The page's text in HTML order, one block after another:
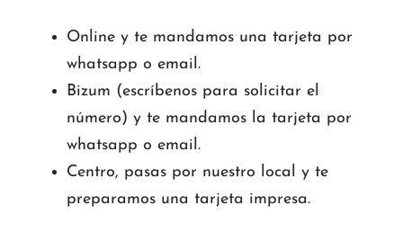
Online y te mandamos una tarjeta por
whatsapp o email.
Bizum (escríbenos para solicitar el
número) y te mandamos la tarjeta por
whatsapp o email.
Centro, pasas por nuestro local y te
preparamos una tarjeta impresa.